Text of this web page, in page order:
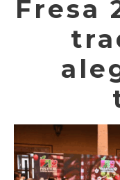
Fresa